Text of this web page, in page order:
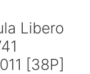
Libero
[38P]